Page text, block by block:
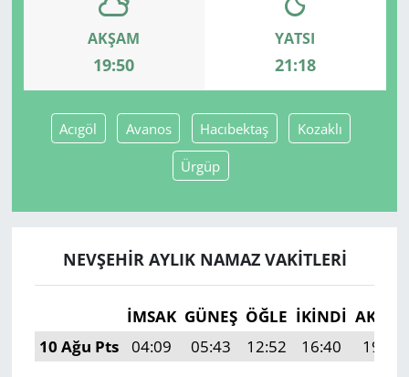
AKŞAM
19:50
YATSI
21:18
Acıgöl Avanos Hacıbektaş Kozaklı
Ürgüp
NEVŞEHIR AYLIK NAMAZ VAKITLERI
İMSAK GÜNEŞ ÖĞLE İKINDI AKŞAM
10 Ağu Pts
04:09 05:43 12:52 16:40 19:50
Yerel